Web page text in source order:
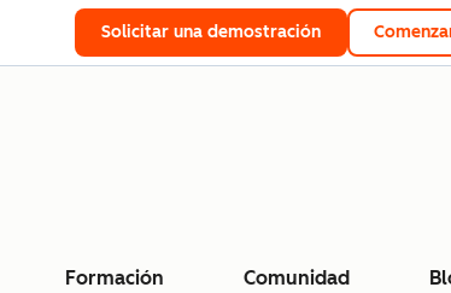
Solicitar una demostración
Formación Comunidad